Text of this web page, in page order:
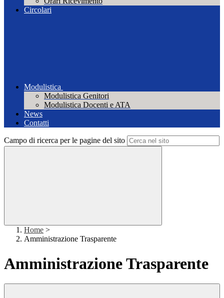
Circolari
Modulistica
Modulistica Genitori
Modulistica Docenti e ATA
News
Contatti
Campo di ricerca per le pagine del sito
Home >
Amministrazione Trasparente
Amministrazione Trasparente